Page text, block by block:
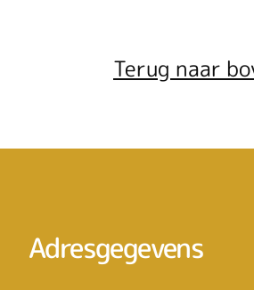
Terug naar
Adresgegevens